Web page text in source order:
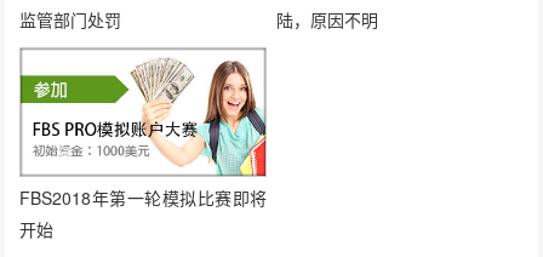
监管部门处罚
陆，原因不明
FBS2018年第一轮模拟比赛即将
开始